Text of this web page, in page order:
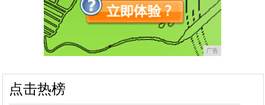
广告
点击热榜